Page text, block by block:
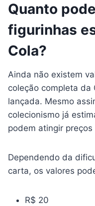
Quanto
figurinhas
Cola?
Ainda não existem
coleção completa da
lançada. Mesmo
colecionismo já
podem atingir preços
Dependendo da
carta, os valores
R$ 20